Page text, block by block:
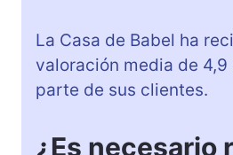
La Casa de Babel ha
valoración media de
parte de sus clientes.
¿Es necesario